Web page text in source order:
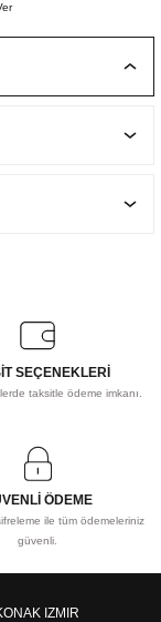
SEÇENEKLERİ
taksitle ödeme imkanı.
ÖDEME
ile tüm ödemeleriniz
güvenli.
IZMIR